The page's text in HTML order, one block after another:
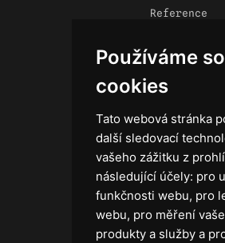
Používáme
cookies
Tato webová stránka
další sledovací
vašeho zážitku z
následující účely: pro
funkčnosti webu, pro
webu, pro měření
produkty a služby a
Reference
Kontakt
Obchodní
Zásady ochrany
Technika
Světla
Příslušenství ke